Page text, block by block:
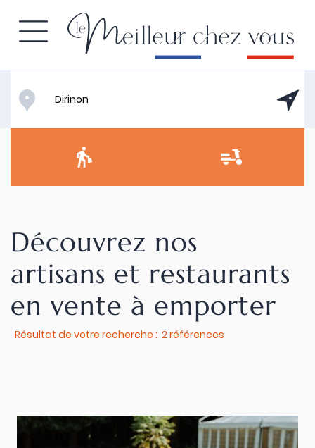
Découvrez nos
artisans et restaurants
en vente à emporter
Résultat de votre recherche : 2 références